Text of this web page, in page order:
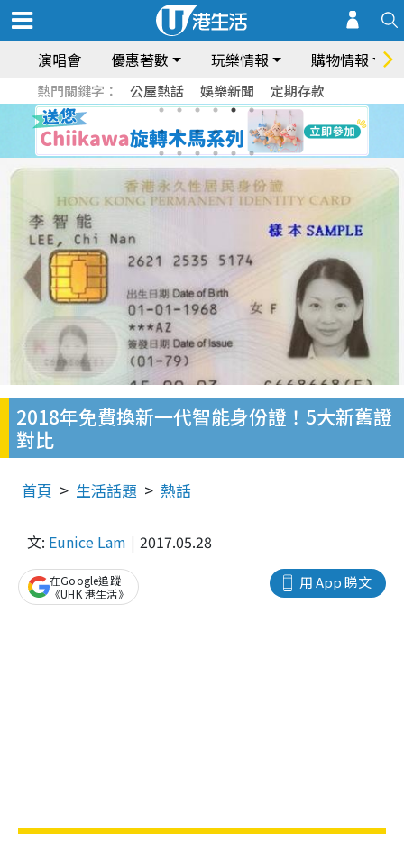
演唱會 優惠著數 玩樂情報 購物情報
熱門關鍵字： 公屋熱話 娛樂新聞 定期存款
2018年免費換新一代智能身份證！5大新舊證
對比
首頁 生活話題 熱話
文: Eunice Lam 2017.05.28
用 App 睇文
在Google追蹤
《UHK 港生活》